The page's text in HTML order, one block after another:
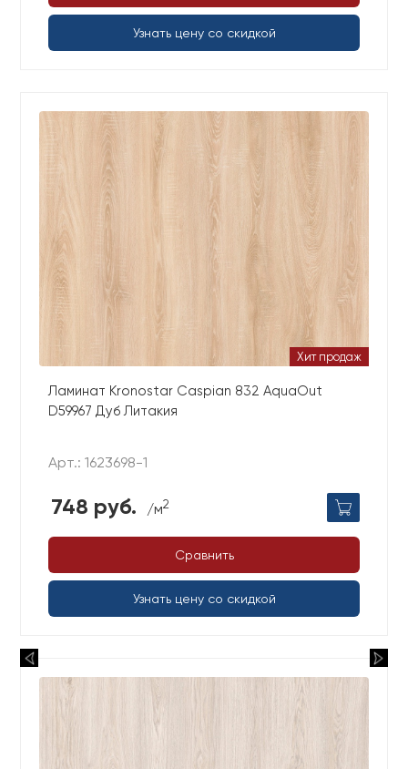
Узнать цену со скидкой
Хит продаж
Ламинат Kronostar Caspian 832 AquaOut
D59967 Дуб Литакия
Арт.: 1623698-1
748 руб. /м2
Сравнить
Узнать цену со скидкой